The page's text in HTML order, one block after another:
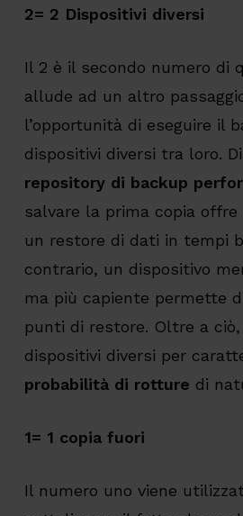
2= 2 Dispositivi diversi
Il 2 è il secondo numero di
allude ad un altro
l’opportunità di eseguire il
dispositivi diversi tra loro.
repository di backup
salvare la prima copia offre
un restore di dati in tempi
contrario, un dispositivo
ma più capiente permette
punti di restore. Oltre a
dispositivi diversi per
probabilità di rotture di
1= 1 copia fuori
Il numero uno viene